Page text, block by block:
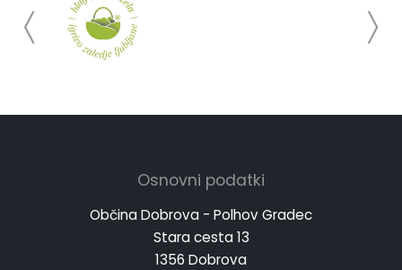
Osnovni podatki
Občina Dobrova - Polhov Gradec
Stara cesta 13
1356 Dobrova